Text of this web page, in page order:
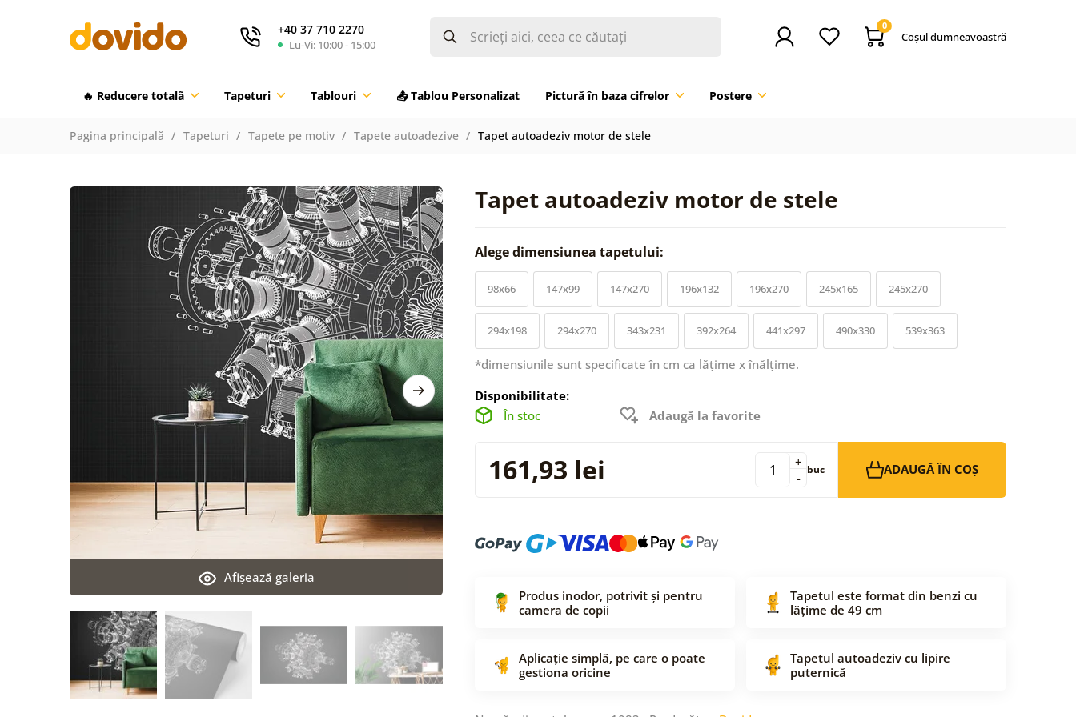
+40 37 710 2270
Lu-Vi: 10:00 - 15:00
0
Coşul dumneavoastră
🔥 Reducere totalã Tapeturi Tablouri 📤 Tablou Personalizat Pictură în baza cifrelor Postere
Pagina principală Tapeturi Tapete pe motiv Tapete autoadezive Tapet autoadeziv motor de stele
Tapet autoadeziv motor de stele
Afişează galeria
Alege dimensiunea tapetului:
98x66 147x99 147x270 196x132 196x270 245x165 245x270
294x198 294x270 343x231 392x264 441x297 490x330 539x363
*dimensiunile sunt specificate în cm ca lățime x înălțime.
Disponibilitate:
În stoc
Adaugă la favorite
161,93 lei -
+ buc ADAUGĂ ÎN COȘ
Produs inodor, potrivit și pentru
camera de copii
Tapetul este format din benzi cu
lățime de 49 cm
Aplicație simplă, pe care o poate
gestiona oricine
Tapetul autoadeziv cu lipire
puternică